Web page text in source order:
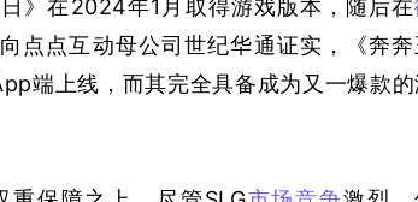
》在2024年1月取得游戏版本，随后在
点点互动母公司世纪华通证实，《奔奔
端上线，而其完全具备成为又一爆款的